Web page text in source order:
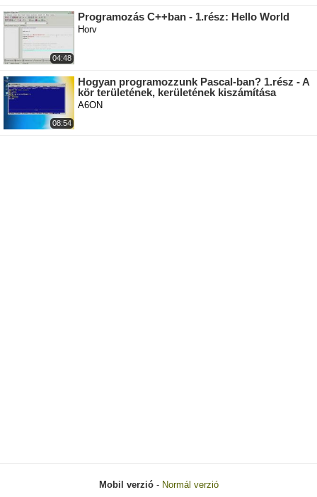
04:48
Programozás C++ban - 1.rész: Hello World
Horv
08:54
Hogyan programozzunk Pascal-ban? 1.rész - A
kör területének, kerületének kiszámítása
A6ON
Mobil verzió- Normál verzió